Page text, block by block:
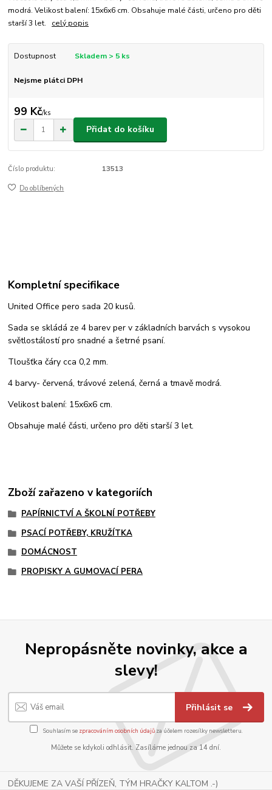
modrá. Velikost balení: 15x6x6 cm. Obsahuje malé části, určeno pro děti
starší 3 let. celý popis
Dostupnost Skladem > 5 ks
Nejsme plátci DPH
99 Kč/ks
Přidat do košíku
Číslo produktu: 13513
Do oblíbených
Kompletní specifikace
United Office pero sada 20 kusů.
Sada se skládá ze 4 barev per v základních barvách s vysokou
světlostálostí pro snadné a šetrné psaní.
Tloušťka čáry cca 0,2 mm.
4 barvy- červená, trávové zelená, černá a tmavě modrá.
Velikost balení: 15x6x6 cm.
Obsahuje malé části, určeno pro děti starší 3 let.
Zboží zařazeno v kategoriích
PAPÍRNICTVÍ A ŠKOLNÍ POTŘEBY
PSACÍ POTŘEBY, KRUŽÍTKA
DOMÁCNOST
PROPISKY A GUMOVACÍ PERA
Nepropásněte novinky, akce a
slevy!
Přihlásit se
Souhlasím se zpracováním osobních údajůza účelem rozesílky newsletteru.
Můžete se kdykoli odhlásit. Zasíláme jednou za 14 dní.
DĚKUJEME ZA VAŠÍ PŘÍZEŇ, TÝM HRAČKY KALTOM .-)